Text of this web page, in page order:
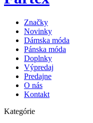
Značky
Novinky
Dámska móda
Pánska móda
Doplnky
Výpredaj
Predajne
O nás
Kontakt
Kategórie